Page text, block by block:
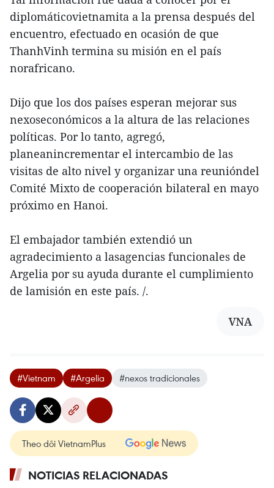
diplomáticovietnamita a la prensa después del
encuentro, efectuado en ocasión de que
ThanhVinh termina su misión en el país
norafricano.
Dijo que los dos países esperan mejorar sus
nexoseconómicos a la altura de las relaciones
políticas. Por lo tanto, agregó,
planeanincrementar el intercambio de las
visitas de alto nivel y organizar una reunióndel
Comité Mixto de cooperación bilateral en mayo
próximo en Hanoi.
El embajador también extendió un
agradecimiento a lasagencias funcionales de
Argelia por su ayuda durante el cumplimiento
de lamisión en este país. /.
VNA
#Vietnam #Argelia #nexos tradicionales
Theo dõi VietnamPlus
NOTICIAS RELACIONADAS